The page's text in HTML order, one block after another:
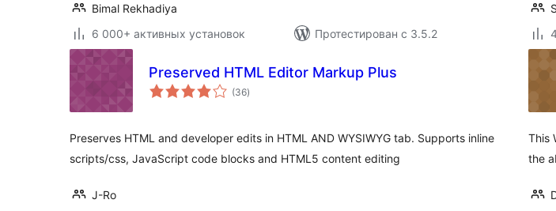
Bimal Rekhadiya
6 000+ активных установок
Протестирован с 3.5.2
Preserved HTML Editor Markup Plus
(36общий
рейтинг
)
Preserves HTML and developer edits in HTML AND WYSIWYG tab. Supports inline
scripts/css, JavaScript code blocks and HTML5 content editing
J-Ro
This
the